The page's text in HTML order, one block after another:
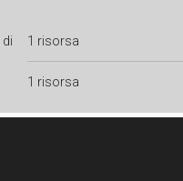
di 1 risorsa
1 risorsa